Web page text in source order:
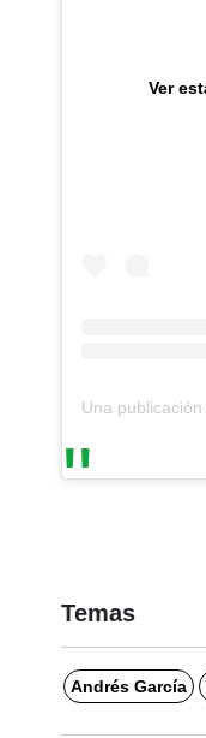
Ver
Una
Temas
Andrés García